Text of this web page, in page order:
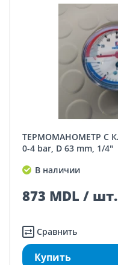
ТЕРМОМАНОМЕТР С КЛАПАНОМ, 20-120 ГРАДУСОВ,
0-4 bar, D 63 mm, 1/4"
В наличии
873 MDL / шт.
Сравнить
Купить